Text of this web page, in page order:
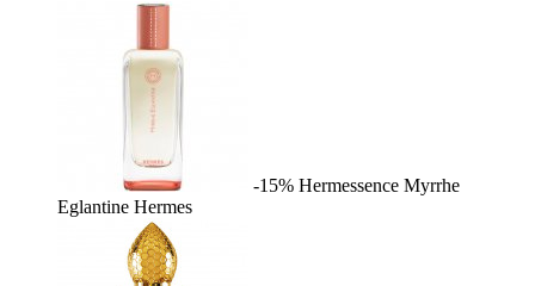
-15% Hermessence Myrrhe
Eglantine Hermes